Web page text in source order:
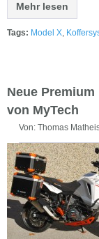
Mehr lesen
Tags: Model X,
Neue
von MyTech
Von: Thomas